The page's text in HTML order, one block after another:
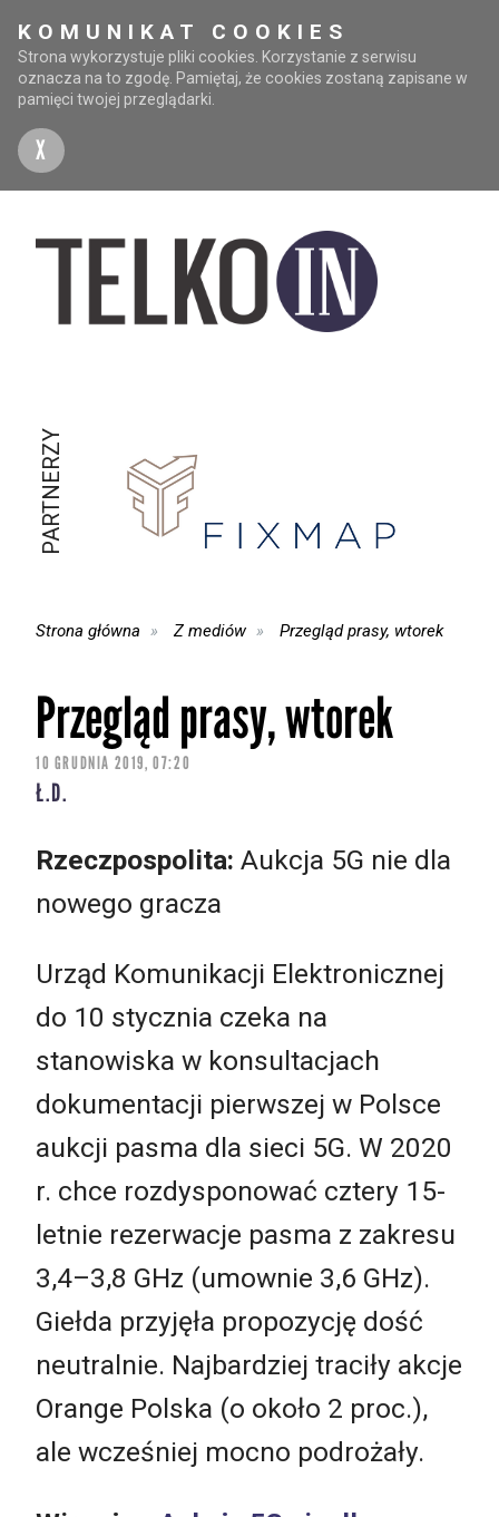
KOMUNIKAT COOKIES
Strona wykorzystuje pliki cookies. Korzystanie z serwisu
oznacza na to zgodę. Pamiętaj, że cookies zostaną zapisane w
pamięci twojej przeglądarki.
X
PARTNERZY
Strona główna Z mediów Przegląd prasy, wtorek
Przegląd prasy, wtorek
10 GRUDNIA 2019, 07:20
Ł.D.
Rzeczpospolita: Aukcja 5G nie dla
nowego gracza
Urząd Komunikacji Elektronicznej
do 10 stycznia czeka na
stanowiska w konsultacjach
dokumentacji pierwszej w Polsce
aukcji pasma dla sieci 5G. W 2020
r. chce rozdysponować cztery 15-
letnie rezerwacje pasma z zakresu
3,4–3,8 GHz (umownie 3,6 GHz).
Giełda przyjęła propozycję dość
neutralnie. Najbardziej traciły akcje
Orange Polska (o około 2 proc.),
ale wcześniej mocno podrożały.